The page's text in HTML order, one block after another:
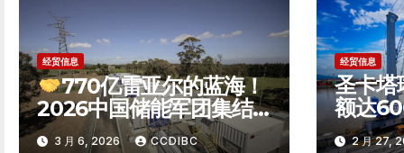
经贸信息
770亿雷亚尔的蓝海！
2026中国储能军团集结
巴西，竞逐南美能源转型
3 月 6, 2026 CCDIBC
经贸信息
圣卡塔
额达
巴西第
2 月 27,